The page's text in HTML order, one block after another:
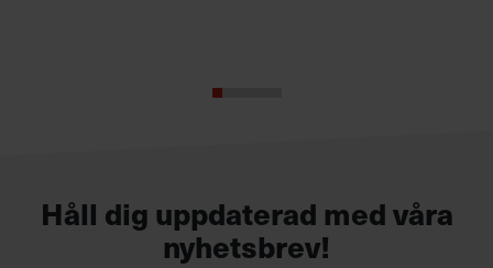
Håll dig uppdaterad med våra
nyhetsbrev!